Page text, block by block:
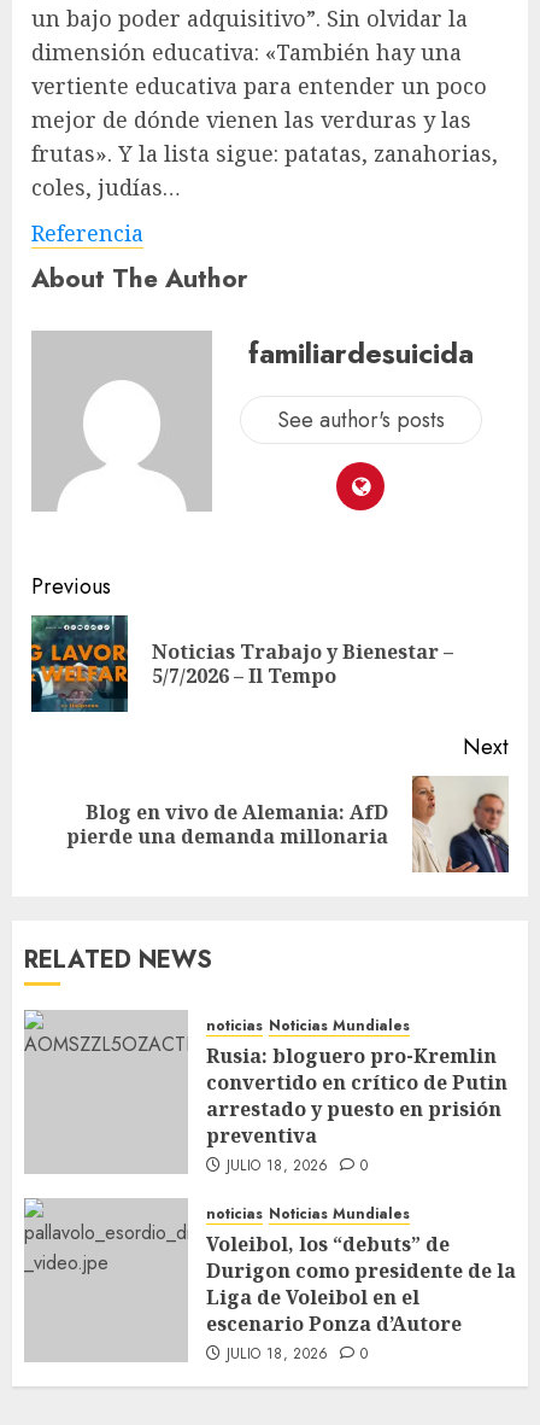
un bajo poder adquisitivo”. Sin olvidar la
dimensión educativa: «También hay una
vertiente educativa para entender un poco
mejor de dónde vienen las verduras y las
frutas». Y la lista sigue: patatas, zanahorias,
coles, judías…
Referencia
About The Author
familiardesuicida
See author's posts
Previous
Noticias Trabajo y Bienestar –
5/7/2026 – Il Tempo
Next
Blog en vivo de Alemania: AfD
pierde una demanda millonaria
RELATED NEWS
noticias Noticias Mundiales
Rusia: bloguero pro-Kremlin
convertido en crítico de Putin
arrestado y puesto en prisión
preventiva
JULIO 18, 2026 0
noticias Noticias Mundiales
Voleibol, los “debuts” de
Durigon como presidente de la
Liga de Voleibol en el
escenario Ponza d’Autore
JULIO 18, 2026 0